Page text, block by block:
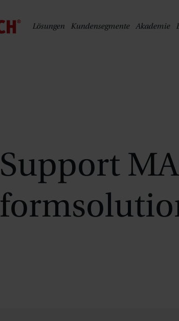
Lösungen Kundensegmente Akademie
Support